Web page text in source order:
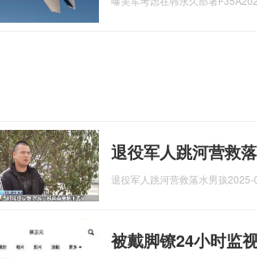
退役军人跳河营救
退役军人跳河营救落水男孩2025-
被戴脚镣24小时监